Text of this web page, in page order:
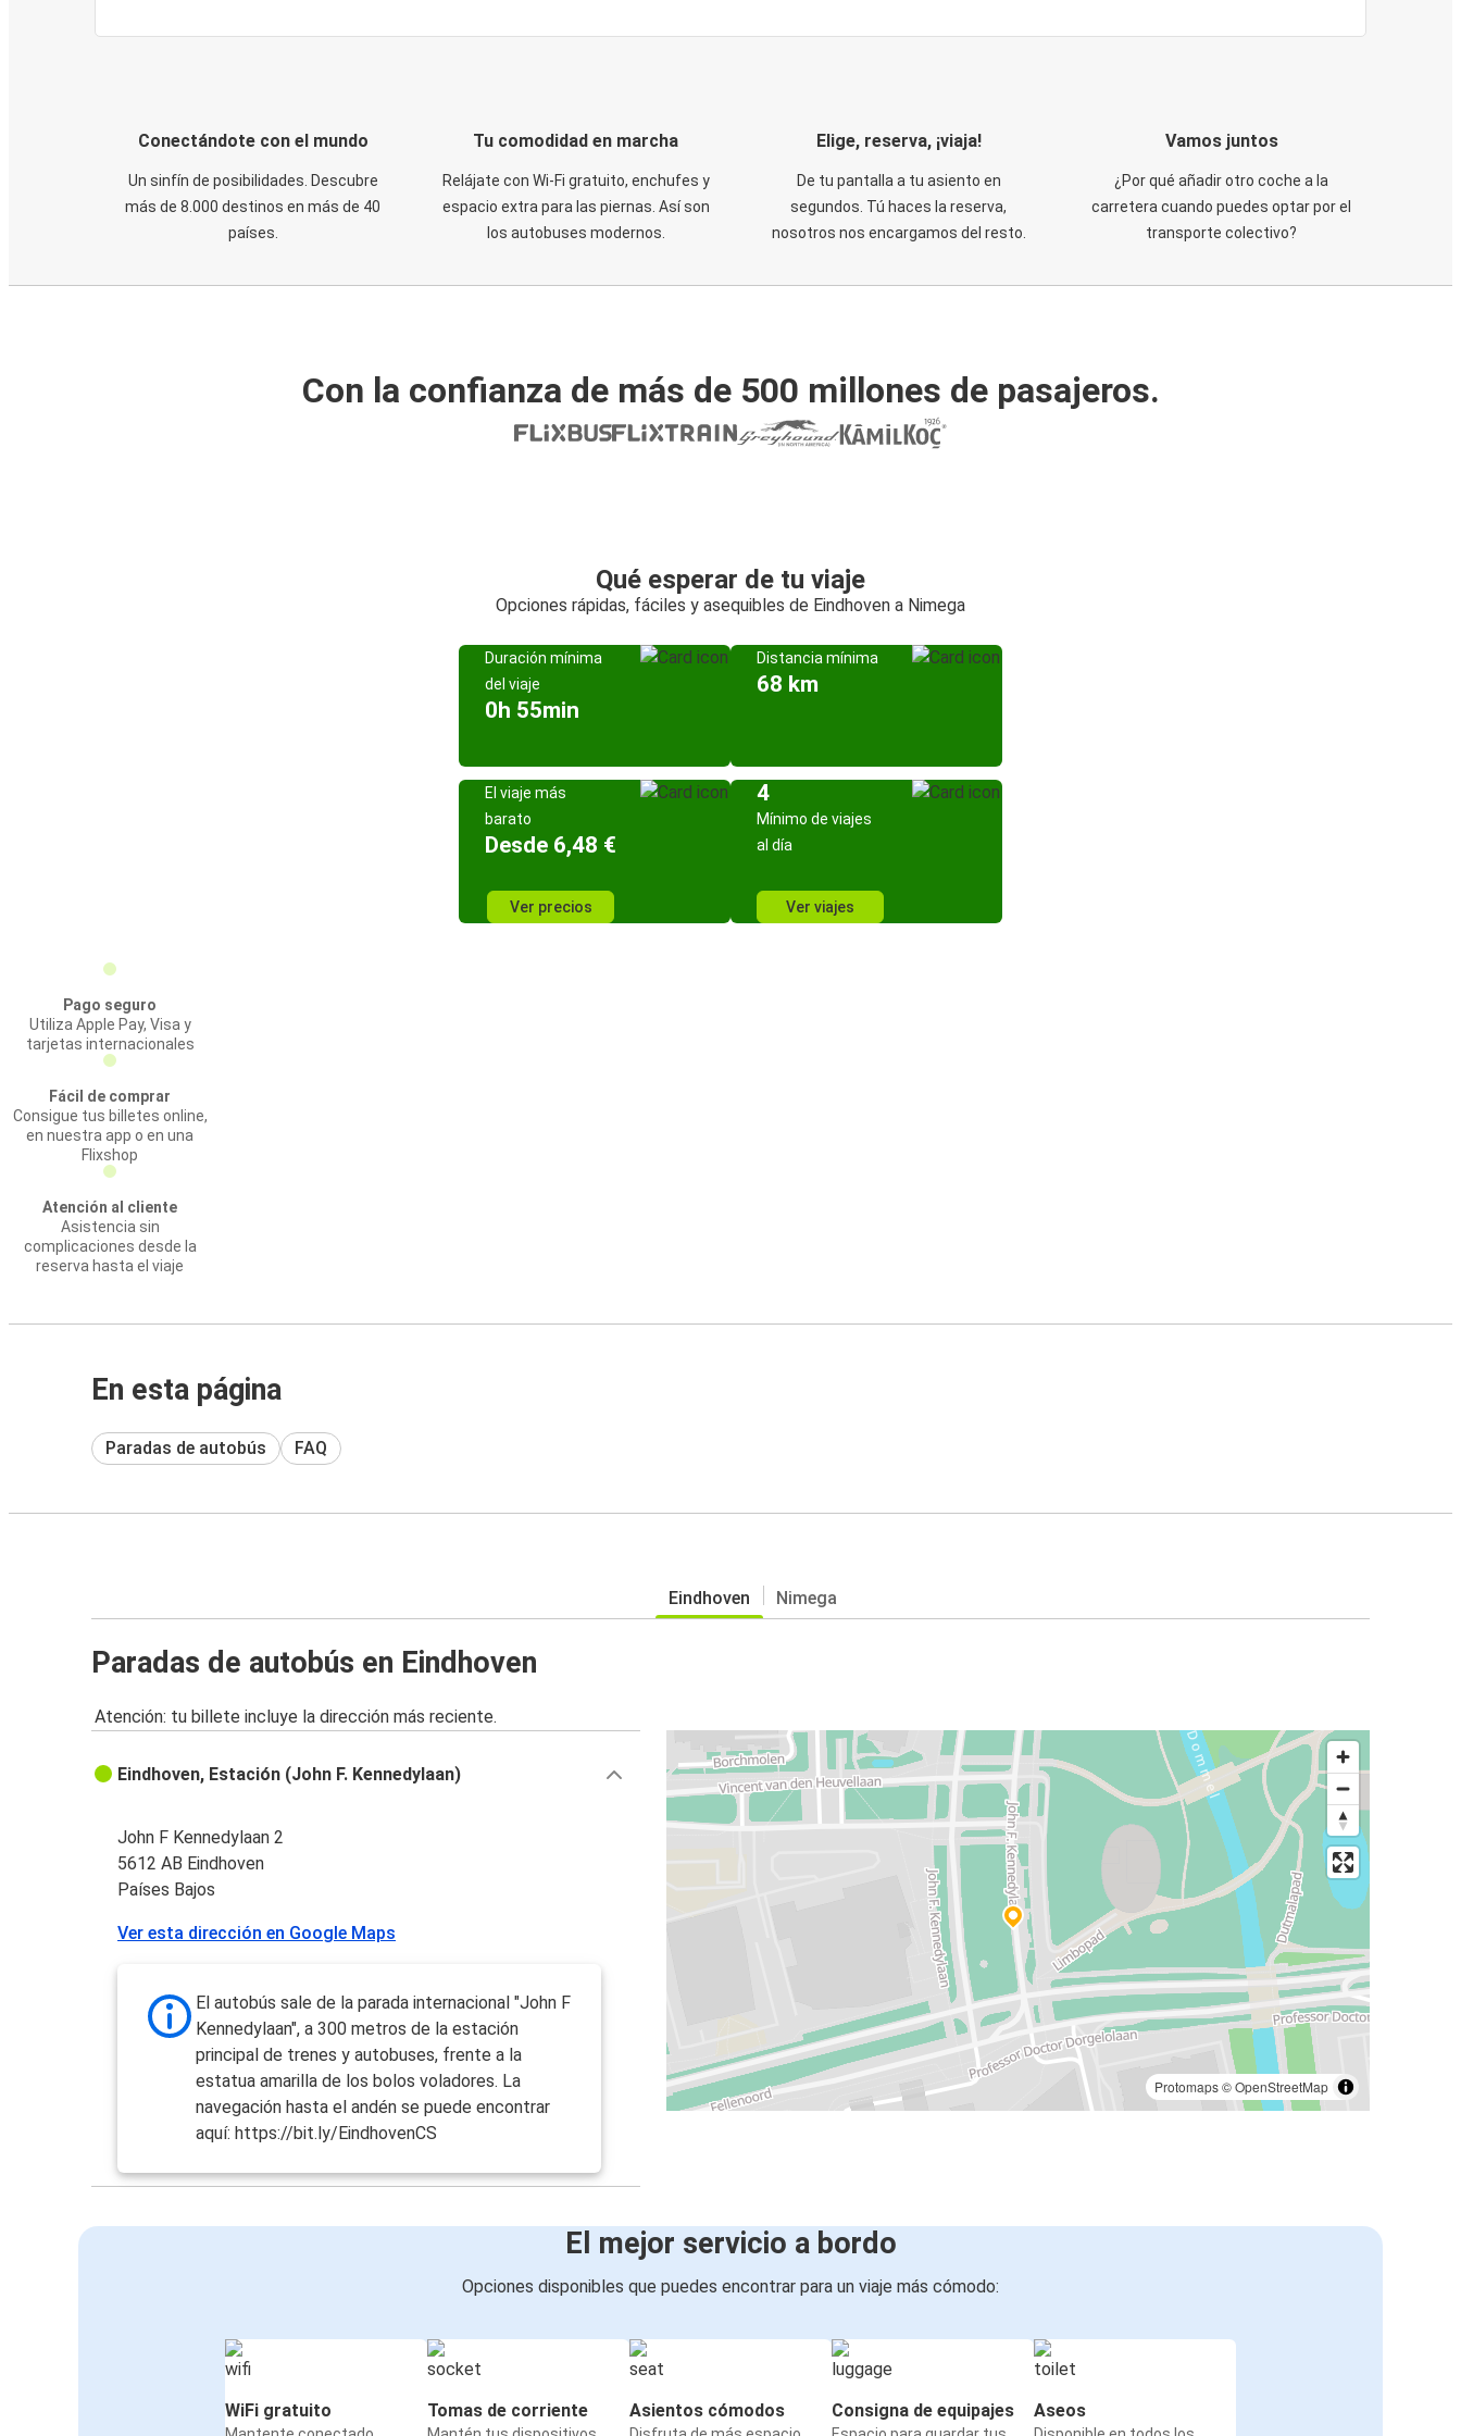
Conectándote con el mundo
Un sinfín de posibilidades. Descubre
más de 8.000 destinos en más de 40
países.
Tu comodidad en marcha
Relájate con Wi-Fi gratuito, enchufes y
espacio extra para las piernas. Así son
los autobuses modernos.
Elige, reserva, ¡viaja!
De tu pantalla a tu asiento en
segundos. Tú haces la reserva,
nosotros nos encargamos del resto.
Vamos juntos
¿Por qué añadir otro coche a la
carretera cuando puedes optar por el
transporte colectivo?
Con la confianza de más de 500 millones de pasajeros.
Qué esperar de tu viaje
Opciones rápidas, fáciles y asequibles de Eindhoven a Nimega
Duración mínima
del viaje
0h 55min
Distancia mínima
68 km
El viaje más
barato
Desde 6,48 €
Ver precios
4
Mínimo de viajes
al día
Ver viajes
Pago seguro
Utiliza Apple Pay, Visa y
tarjetas internacionales
Fácil de comprar
Consigue tus billetes online,
en nuestra app o en una
Flixshop
Atención al cliente
Asistencia sin
complicaciones desde la
reserva hasta el viaje
En esta página
Paradas de autobús FAQ
Eindhoven Nimega
Paradas de autobús en Eindhoven
Atención: tu billete incluye la dirección más reciente.
Protomaps©OpenStreetMap
Eindhoven, Estación (John F. Kennedylaan)
John F Kennedylaan 2
5612 AB Eindhoven
Países Bajos
Ver esta dirección en Google Maps
El autobús sale de la parada internacional "John F
Kennedylaan", a 300 metros de la estación
principal de trenes y autobuses, frente a la
estatua amarilla de los bolos voladores. La
navegación hasta el andén se puede encontrar
aquí: https://bit.ly/EindhovenCS
El mejor servicio a bordo
Opciones disponibles que puedes encontrar para un viaje más cómodo:
WiFi gratuito Tomas de corriente Asientos cómodos Consigna de equipajes Aseos